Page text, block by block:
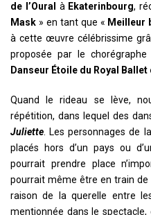
de l’Oural
à Ekaterinbourg,
Mask » en tant que « Meilleur
à cette œuvre célébrissime
proposée par le
Danseur Étoile du Royal
Quand le rideau se lève,
répétition, dans lequel des
Juliette . Les personnages de
placés hors d’un pays ou
pourrait prendre place
pourrait même être en train
raison de la querelle entre
mentionnée dans le spectacle,